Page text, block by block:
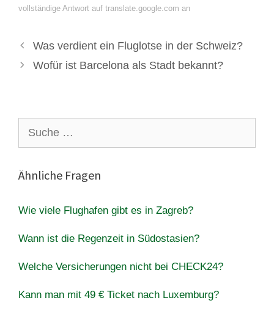
vollständige Antwort auf translate.google.com an
Was verdient ein Fluglotse in der Schweiz?
Wofür ist Barcelona als Stadt bekannt?
nach:
Ähnliche Fragen
Wie viele Flughafen gibt es in Zagreb?
Wann ist die Regenzeit in Südostasien?
Welche Versicherungen nicht bei CHECK24?
Kann man mit 49 € Ticket nach Luxemburg?